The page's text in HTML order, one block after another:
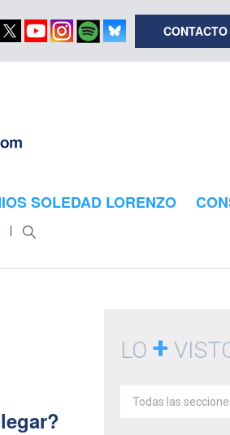
CONTACTO
SOLEDAD LORENZO
LO+
Todas las